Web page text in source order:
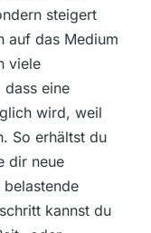
steigert
auf das Medium
viele
eine
wird, weil
So erhältst du
dir neue
kannst du